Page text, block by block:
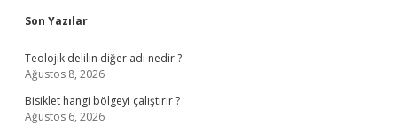
Sidebar
Son Yazılar
Teolojik delilin diğer adı nedir ?
Ağustos 8, 2026
Bisiklet hangi bölgeyi çalıştırır ?
Ağustos 6, 2026